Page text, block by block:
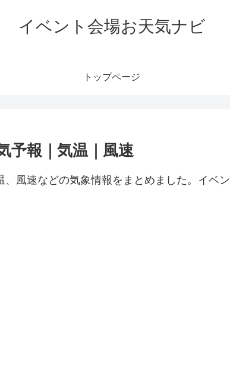
イベント会場お天気ナビ
トップページ
予報｜気温｜風速
風速などの気象情報をまとめました。イベン